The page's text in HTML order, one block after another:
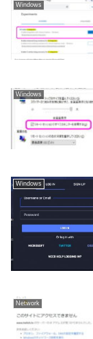
Windows
Windows
Windows
Network